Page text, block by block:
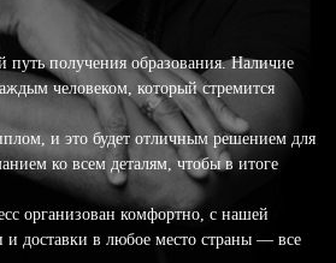
получения образования. Наличие
человеком, который стремится
и это будет отличным решением для
ко всем деталям, чтобы в итоге
организован комфортно, с нашей
и доставки в любое место страны — все